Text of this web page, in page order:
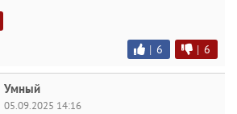
| 6 | 6
Умный
05.09.2025 14:16